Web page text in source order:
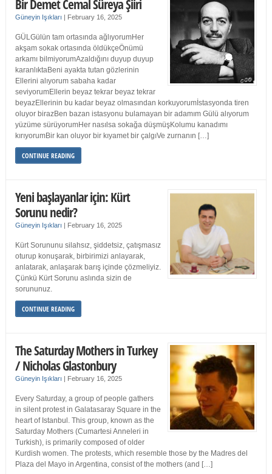
Bir Demet Cemal Süreya Şiiri
Güneyin Işıkları | February 16, 2025
GÜLGülün tam ortasında ağlıyorumHer
akşam sokak ortasında öldükçeÖnümü
arkamı bilmiyorumAzaldığını duyup duyup
karanlıktaBeni ayakta tutan gözlerinin
Ellerini alıyorum sabaha kadar
seviyorumEllerin beyaz tekrar beyaz tekrar
beyazEllerinin bu kadar beyaz olmasından korkuyorumİstasyonda tiren
oluyor birazBen bazan istasyonu bulamayan bir adamım Gülü alıyorum
yüzüme sürüyorumHer nasılsa sokağa düşmüşKolumu kanadımı
kırıyorumBir kan oluyor bir kıyamet bir çalgıVe zurnanın […]
CONTINUE READING
Yeni başlayanlar için: Kürt
Sorunu nedir?
Güneyin Işıkları | February 16, 2025
Kürt Sorununu silahsız, şiddetsiz, çatışmasız
oturup konuşarak, birbirimizi anlayarak,
anlatarak, anlaşarak barış içinde çözmeliyiz.
Çünkü Kürt Sorunu aslında sizin de
sorununuz.
CONTINUE READING
The Saturday Mothers in Turkey
/ Nicholas Glastonbury
Güneyin Işıkları | February 16, 2025
Every Saturday, a group of people gathers
in silent protest in Galatasaray Square in the
heart of Istanbul. This group, known as the
Saturday Mothers (Cumartesi Anneleri in
Turkish), is primarily composed of older
Kurdish women. The protests, which resemble those by the Madres del
Plaza del Mayo in Argentina, consist of the mothers (and […]